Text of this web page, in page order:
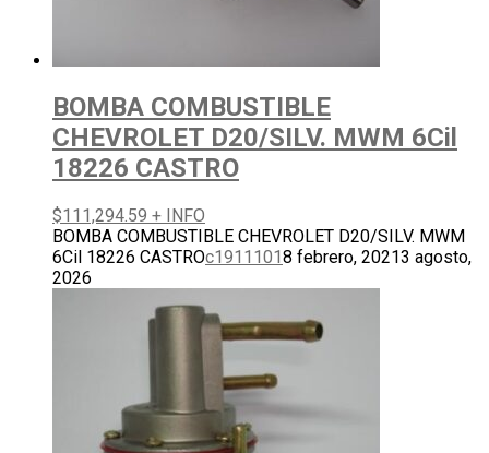
BOMBA COMBUSTIBLE
CHEVROLET D20/SILV. MWM 6Cil
18226 CASTRO
$111,294.59 + INFO
BOMBA COMBUSTIBLE CHEVROLET D20/SILV. MWM
6Cil 18226 CASTROc1911101 8 febrero, 20213 agosto,
2026